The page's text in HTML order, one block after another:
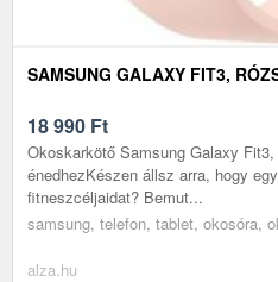
SAMSUNG GALAXY FIT3,
18 990 Ft
Okoskarkötő Samsung Galaxy
énedhezKészen állsz arra, hogy
fitneszcéljaidat? Bemut...
samsung, telefon, tablet, okosóra,
alza.hu